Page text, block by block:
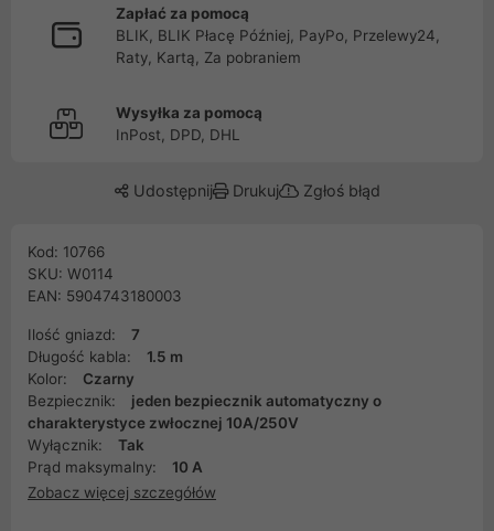
Zapłać za pomocą
BLIK, BLIK Płacę Później, PayPo, Przelewy24,
Raty, Kartą, Za pobraniem
Wysyłka za pomocą
InPost, DPD, DHL
Udostępnij Drukuj Zgłoś błąd
Kod: 10766
SKU: W0114
EAN: 5904743180003
Ilość gniazd:
7
Długość kabla:
1.5 m
Kolor:
Czarny
Bezpiecznik:
jeden bezpiecznik automatyczny o
charakterystyce zwłocznej 10A/250V
Wyłącznik:
Tak
Prąd maksymalny:
10 A
Zobacz więcej szczegółów